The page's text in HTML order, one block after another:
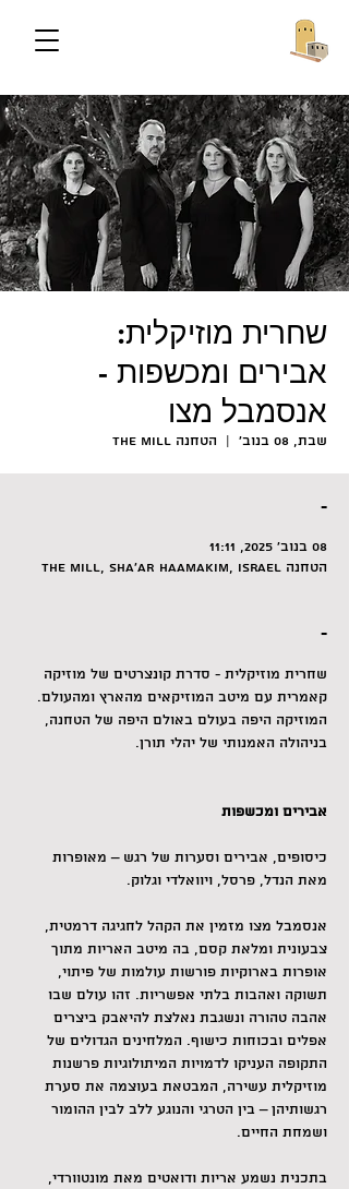
שחרית מוזיקלית:
אבירים ומכשפות -
אנסמבל מצו
שבת, 08 בנוב׳
  |
הטחנה The Mill
-
08 בנוב׳ 2025, 11:11
הטחנה The Mill, Sha'ar HaAmakim, Israel
-
שחרית מוזיקלית - סדרת קונצרטים של מוזיקה
קאמרית עם מיטב המוזיקאים מהארץ ומהעולם.
המוזיקה היפה בעולם באולם היפה של הטחנה,
בניהולה האמנותי של יהלי תורן.
אבירים ומכשפות
כיסופים, אבירים וסערות של רגש – מאופרות
מאת הנדל, פרסל, ויוואלדי וגלוק.
אנסמבל מצו מזמין את הקהל לחגיגה דרמטית,
צבעונית ומלאת קסם, בה מיטב האריות מתוך
אופרות בארוקיות פורשות עולמות של פיתוי,
תשוקה ואהבות בלתי אפשריות. זהו עולם שבו
אהבה טהורה ונשגבת נאלצת להיאבק ביצרים
אפלים ובכוחות כישוף. המלחינים הגדולים של
התקופה העניקו לדמויות המיתולוגיות פרשנות
מוזיקלית עשירה, המבטאת בעוצמה את סערת
רגשותיהן – בין הטרגי והנוגע ללב לבין ההומור
ושמחת החיים.
בתכנית נשמע אריות ודואטים מאת מונטוורדי,